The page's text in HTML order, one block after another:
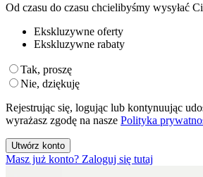
Od czasu do czasu chcielibyśmy wysyłać
Ekskluzywne oferty
Ekskluzywne rabaty
Tak, proszę
Nie, dziękuję
Rejestrując się, logując lub kontynuując
wyrażasz zgodę na nasze Polityka
Utwórz konto
Masz już konto? Zaloguj się tutaj